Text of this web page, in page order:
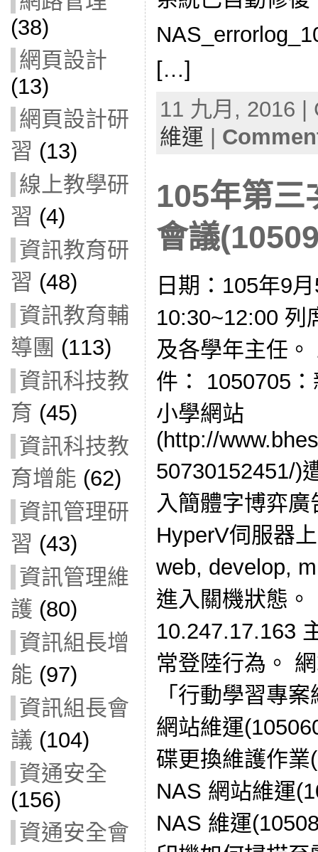
(38)
網頁設計
(13)
網頁設計研
習 (13)
線上教學研
習 (4)
資訊教育研
習 (48)
資訊教育輔
導團 (113)
資訊科技教
育 (45)
資訊科技教
育增能 (62)
資訊管理研
習 (43)
資訊管理維
護 (80)
資訊組長增
能 (97)
資訊組長會
議 (104)
資通安全
(156)
資通安全會
[…]
11 九月, 2016
維運 |
105年第三
會議
日期：105年9
10:30~12:00 列
及各學年主任
件： 1050705
小學網站
(http://
50730152451/)
入簡體字博弈
HyperV伺服器
web, develop,
進入關機狀態
10.247.17.163
常登陸行為。
「行動學習專
網站維運
碟更換維護作
NAS 網站維運
NAS 維運